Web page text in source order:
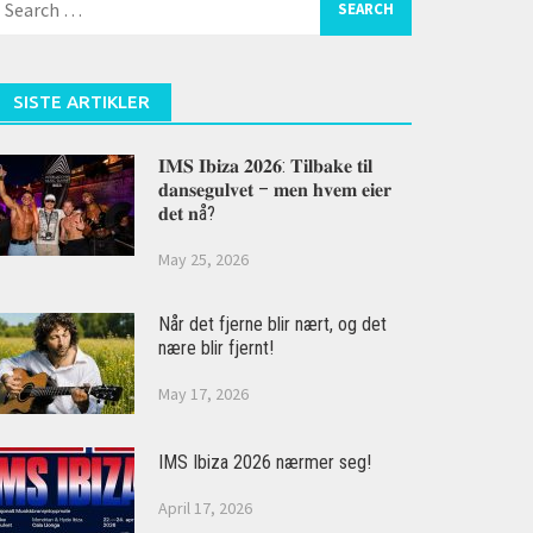
SISTE ARTIKLER
𝐈𝐌𝐒 𝐈𝐛𝐢𝐳𝐚 𝟐𝟎𝟐𝟔: 𝐓𝐢𝐥𝐛𝐚𝐤𝐞 𝐭𝐢𝐥
𝐝𝐚𝐧𝐬𝐞𝐠𝐮𝐥𝐯𝐞𝐭 – 𝐦𝐞𝐧 𝐡𝐯𝐞𝐦 𝐞𝐢𝐞𝐫
𝐝𝐞𝐭 𝐧å?
May 25, 2026
Når det fjerne blir nært, og det
nære blir fjernt!
May 17, 2026
IMS Ibiza 2026 nærmer seg!
April 17, 2026